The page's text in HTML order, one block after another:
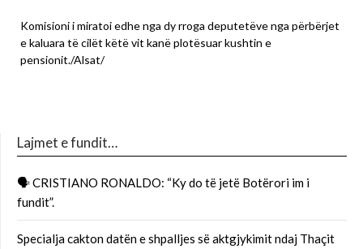
Komisioni i miratoi edhe nga dy rroga deputetëve nga përbërjet
e kaluara të cilët këtë vit kanë plotësuar kushtin e
pensionit./Alsat/
Lajmet e fundit…
🗣 CRISTIANO RONALDO: “Ky do të jetë Botërori im i
fundit”.
Specialja cakton datën e shpalljes së aktgjykimit ndaj Thaçit